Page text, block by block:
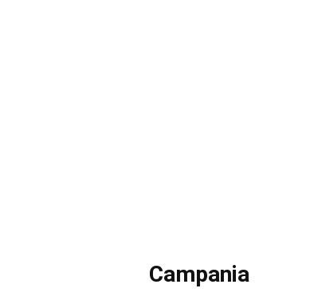
Campania